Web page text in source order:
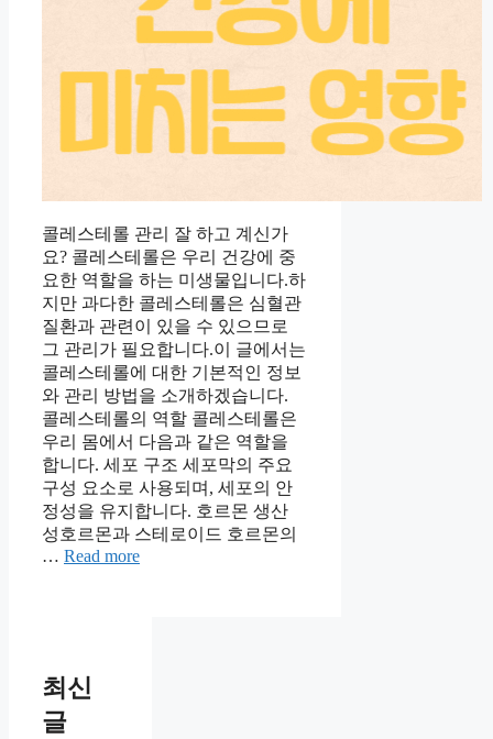
콜레스테롤 관리 잘 하고 계신가
요? 콜레스테롤은 우리 건강에 중
요한 역할을 하는 미생물입니다.하
지만 과다한 콜레스테롤은 심혈관
질환과 관련이 있을 수 있으므로
그 관리가 필요합니다.이 글에서는
콜레스테롤에 대한 기본적인 정보
와 관리 방법을 소개하겠습니다.
콜레스테롤의 역할 콜레스테롤은
우리 몸에서 다음과 같은 역할을
합니다. 세포 구조 세포막의 주요
구성 요소로 사용되며, 세포의 안
정성을 유지합니다. 호르몬 생산
성호르몬과 스테로이드 호르몬의
… Read more
최신
글